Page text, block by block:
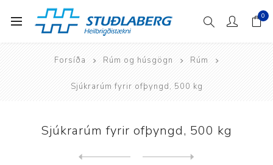
0
Forsíða Rúm og húsgögn Rúm
Sjúkrarúm fyrir ofþyngd, 500 kg
Sjúkrarúm fyrir ofþyngd, 500 kg